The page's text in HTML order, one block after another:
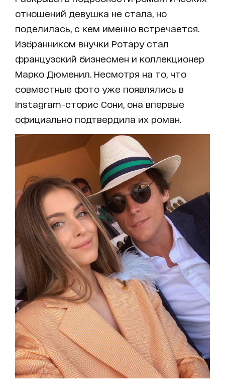
отношений девушка не стала, но
поделилась, с кем именно встречается.
Избранником внучки Ротару стал
французский бизнесмен и коллекционер
Марко Дюменил. Несмотря на то, что
совместные фото уже появлялись в
Instagram-сторис Сони, она впервые
официально подтвердила их роман.